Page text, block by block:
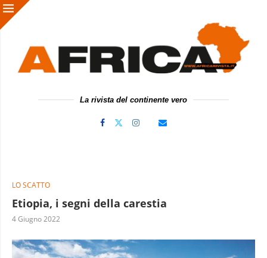
La rivista del continente vero
LO SCATTO
Etiopia, i segni della carestia
4 Giugno 2022